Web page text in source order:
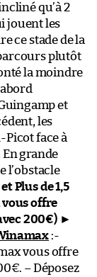
qu’à 2
jouent les
ce stade de la
plutôt
la moindre
et
les
Picot face à
grande
l’obstacle
Plus de 1,5
offre
200€)►
:-
vous offre
– Déposez